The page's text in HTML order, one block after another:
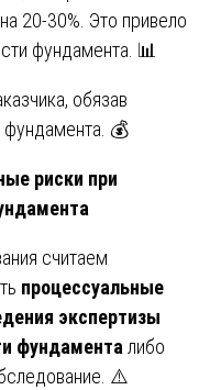
20-30%. Это привело
фундамента. 📊
обязав
фундамента. 💰
риски при
считаем
процессуальные
экспертизы
фундамента либо
⚠️